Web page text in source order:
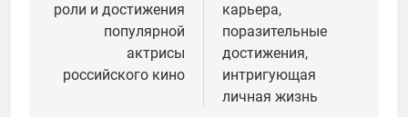
роли и достижения
популярной
актрисы
российского кино
карьера,
поразительные
достижения,
интригующая
личная жизнь